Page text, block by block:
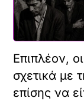
Επιπλέον,
σχετικά με
επίσης να